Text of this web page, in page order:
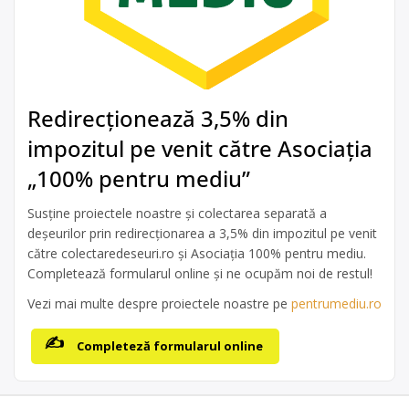
Redirecționează 3,5% din
impozitul pe venit către Asociația
„100% pentru mediu”
Susține proiectele noastre și colectarea separată a
deșeurilor prin redirecționarea a 3,5% din impozitul pe venit
către colectaredeseuri.ro și Asociația 100% pentru mediu.
Completează formularul online și ne ocupăm noi de restul!
Vezi mai multe despre proiectele noastre pe pentrumediu.ro
Completeză formularul online